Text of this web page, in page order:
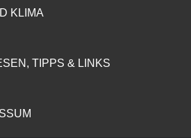
KLIMA
TIPPS & LINKS